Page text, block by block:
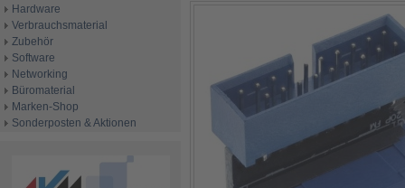
Hardware
Verbrauchsmaterial
Zubehör
Software
Networking
Büromaterial
Marken-Shop
Sonderposten & Aktionen